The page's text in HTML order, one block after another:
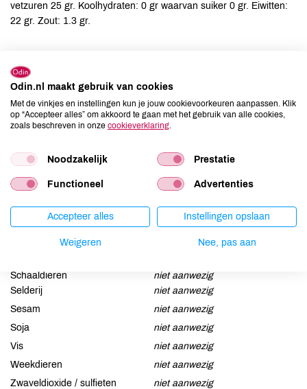
vetzuren 25 gr. Koolhydraten: 0 gr waarvan suiker 0 gr. Eiwitten:
22 gr. Zout: 1.3 gr.
rauwe koeMELK*, zuursel, dierlijk stremsel, zout - eetbare korst
Allergenen
Ei
niet aanwezig
Gluten
niet aanwezig
niet aanwezig
niet aanwezig
Schaaldieren
niet aanwezig
Selderij
niet aanwezig
Sesam
niet aanwezig
Soja
niet aanwezig
Vis
niet aanwezig
Weekdieren
niet aanwezig
Zwaveldioxide / sulfieten
niet aanwezig
Odin.nl maakt gebruik van cookies
Met de vinkjes en instellingen kun je jouw cookievoorkeuren aanpassen. Klik
op “Accepteer alles” om akkoord te gaan met het gebruik van alle cookies,
zoals beschreven in onze cookieverklaring.
Noodzakelijk Prestatie
Functioneel Advertenties
Accepteer alles Instellingen opslaan
Weigeren Nee, pas aan